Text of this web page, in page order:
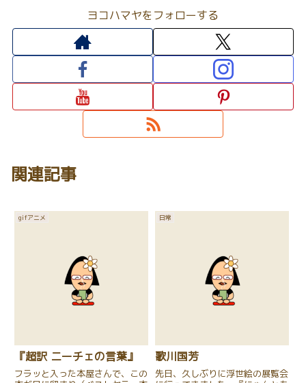
ヨコハマヤをフォローする
関連記事
gifアニメ
『超訳 ニーチェの言葉』
フラッと入った本屋さんで、この
日常
歌川国芳
先日、久しぶりに浮世絵の展覧会